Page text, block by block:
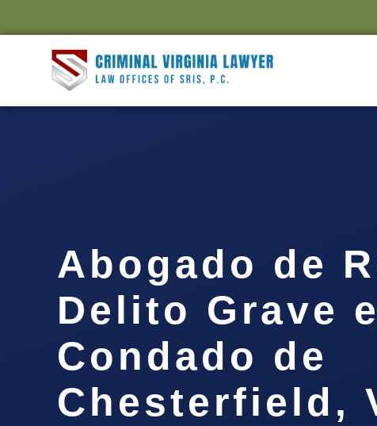
Abogado de
Delito Grave
Condado de
Chesterfield,